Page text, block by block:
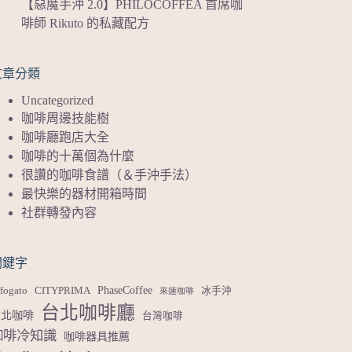
【惡魔手沖 2.0】PHILOCOFFEA 首席咖
啡師 Rikuto 的私藏配方
分類
Uncategorized
咖啡周邊技能樹
咖啡廳跑店大全
咖啡的十萬個為什麼
很讚的咖啡食譜（＆手沖手法）
最快樂的器材開箱時間
社群轉發內容
字
CITYPRIMA PhaseCoffee 來速咖啡 冰手沖
咖啡 台北咖啡廳 台灣咖啡
啡冷知識 咖啡器具推薦